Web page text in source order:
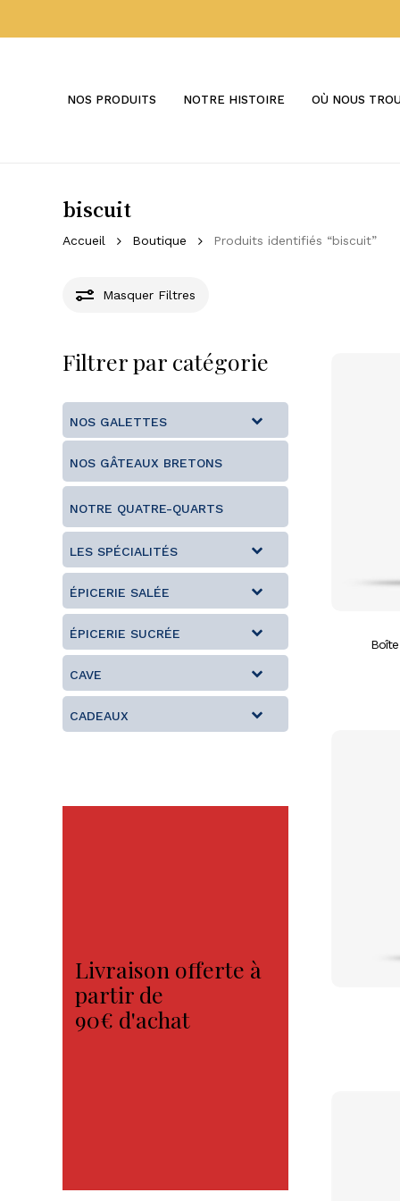
NOS PRODUITS NOTRE HISTOIRE OÙ NOUS
biscuit
Accueil Boutique Produits identifiés “biscuit”
Masquer Filtres
Filtrer par catégorie
NOS GALETTES
NOS GÂTEAUX BRETONS
NOTRE QUATRE-QUARTS
LES SPÉCIALITÉS
ÉPICERIE SALÉE
ÉPICERIE SUCRÉE
CAVE
CADEAUX
Livraison offerte à
partir de
90€ d'achat